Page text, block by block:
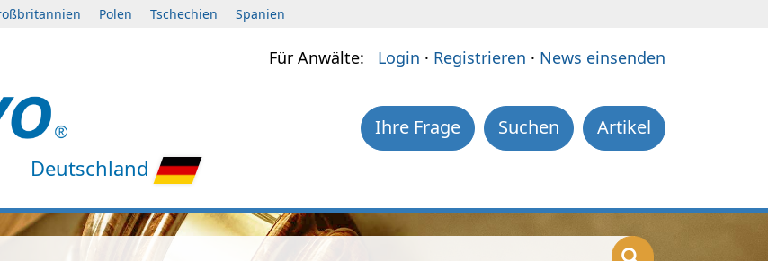
Polen Tschechien Spanien
Deutschland
Für Anwälte: Login · Registrieren · News einsenden
Artikel
Suchen
Ihre Frage